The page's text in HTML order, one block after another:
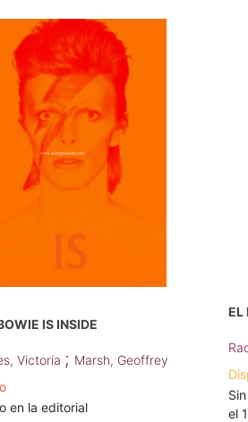
IS INSIDE
Victoria ; Marsh, Geoffrey
en la editorial
EL
el